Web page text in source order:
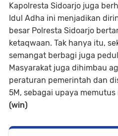
Kapolresta Sidoarjo juga
Idul Adha ini menjadikan
besar Polresta Sidoarjo
ketaqwaan. Tak hanya itu,
semangat berbagi juga
Masyarakat juga dihimbau
peraturan pemerintah dan
5M, sebagai upaya
(win)